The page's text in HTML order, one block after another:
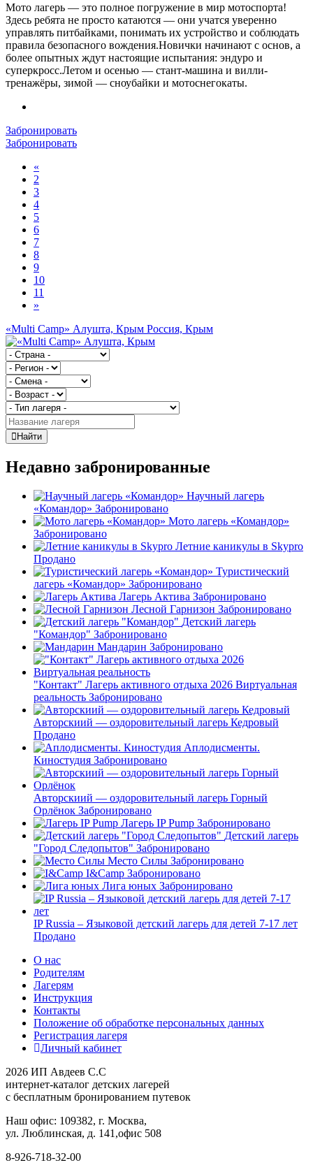
Мото лагерь — это полное погружение в мир мотоспорта!
Здесь ребята не просто катаются — они учатся уверенно
управлять питбайками, понимать их устройство и соблюдать
правила безопасного вождения.Новички начинают с основ, а
более опытных ждут настоящие испытания: эндуро и
суперкросс.Летом и осенью — стант-машина и вилли-
тренажёры, зимой — сноубайки и мотоснегокаты.
Забронировать
Забронировать
«
2
3
4
5
6
7
8
9
10
11
»
«Multi Camp» Алушта, Крым Россия, Крым
Найти
Недавно забронированные
Научный лагерь
«Командор» Забронировано
Мото лагерь «Командор»
Забронировано
Летние каникулы в Skypro
Продано
Туристический
лагерь «Командор» Забронировано
Лагерь Актива Забронировано
Лесной Гарнизон Забронировано
Детский лагерь
"Командор" Забронировано
Мандарин Забронировано
"Контакт" Лагерь активного отдыха 2026 Виртуальная
реальность Забронировано
Авторскиий — оздоровительный лагерь Кедровый
Продано
Аплодисменты.
Киностудия Забронировано
Авторскиий — оздоровительный лагерь Горный
Орлёнок Забронировано
Лагерь IP Pump Забронировано
Детский лагерь
"Город Следопытов" Забронировано
Место Силы Забронировано
I&Camp Забронировано
Лига юных Забронировано
IP Russia – Языковой детский лагерь для детей 7-17 лет
Продано
О нас
Родителям
Лагерям
Инструкция
Контакты
Положение об обработке персональных данных
Регистрация лагеря
Личный кабинет
2026 ИП Авдеев С.С
интернет-каталог детских лагерей
с бесплатным бронированием путевок
Наш офис: 109382, г. Москва,
ул. Люблинская, д. 141,офис 508
8-926-718-32-00